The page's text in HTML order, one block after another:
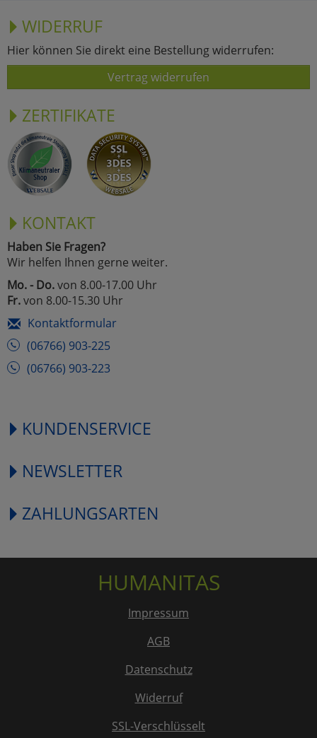
WIDERRUF
Hier können Sie direkt eine Bestellung widerrufen:
Vertrag widerrufen
ZERTIFIKATE
KONTAKT
Haben Sie Fragen?
Wir helfen Ihnen gerne weiter.
Mo. - Do.von 8.00-17.00 Uhr
Fr.von 8.00-15.30 Uhr
Kontaktformular
(06766) 903-225
(06766) 903-223
KUNDENSERVICE
NEWSLETTER
ZAHLUNGSARTEN
HUMANITAS
Impressum
AGB
Datenschutz
Widerruf
SSL-Verschlüsselt